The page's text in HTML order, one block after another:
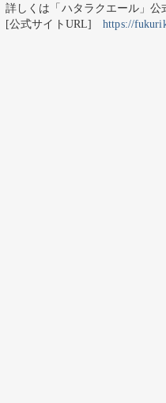
詳しくは「ハタラクエール」
[公式サイトURL]https://